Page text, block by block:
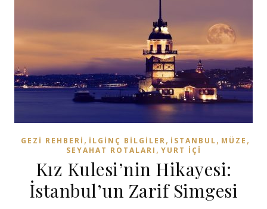
GEZI REHBERI , İLGINÇ BILGILER, İSTANBUL, MÜZE ,
SEYAHAT ROTALARI , YURT İÇI
Kız Kulesi’nin Hikayesi:
İstanbul’un Zarif Simgesi